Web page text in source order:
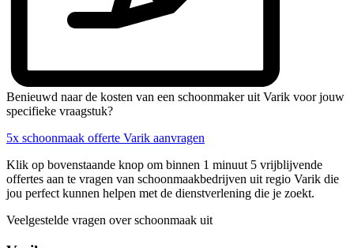
Benieuwd naar de kosten van een schoonmaker uit Varik voor jouw
specifieke vraagstuk?
5x schoonmaak offerte Varik aanvragen
Klik op bovenstaande knop om binnen 1 minuut 5 vrijblijvende
offertes aan te vragen van schoonmaakbedrijven uit regio Varik die
jou perfect kunnen helpen met de dienstverlening die je zoekt.
Veelgestelde vragen over schoonmaak uit